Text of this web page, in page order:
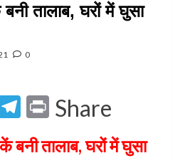
तालाब, घरों में घुसा
0
Telegram
Print
Share
बनी तालाब, घरों में घुसा